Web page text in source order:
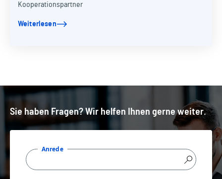
Kooperationspartner
Weiterlesen
Sie haben Fragen? Wir helfen Ihnen gerne weiter.
Anrede